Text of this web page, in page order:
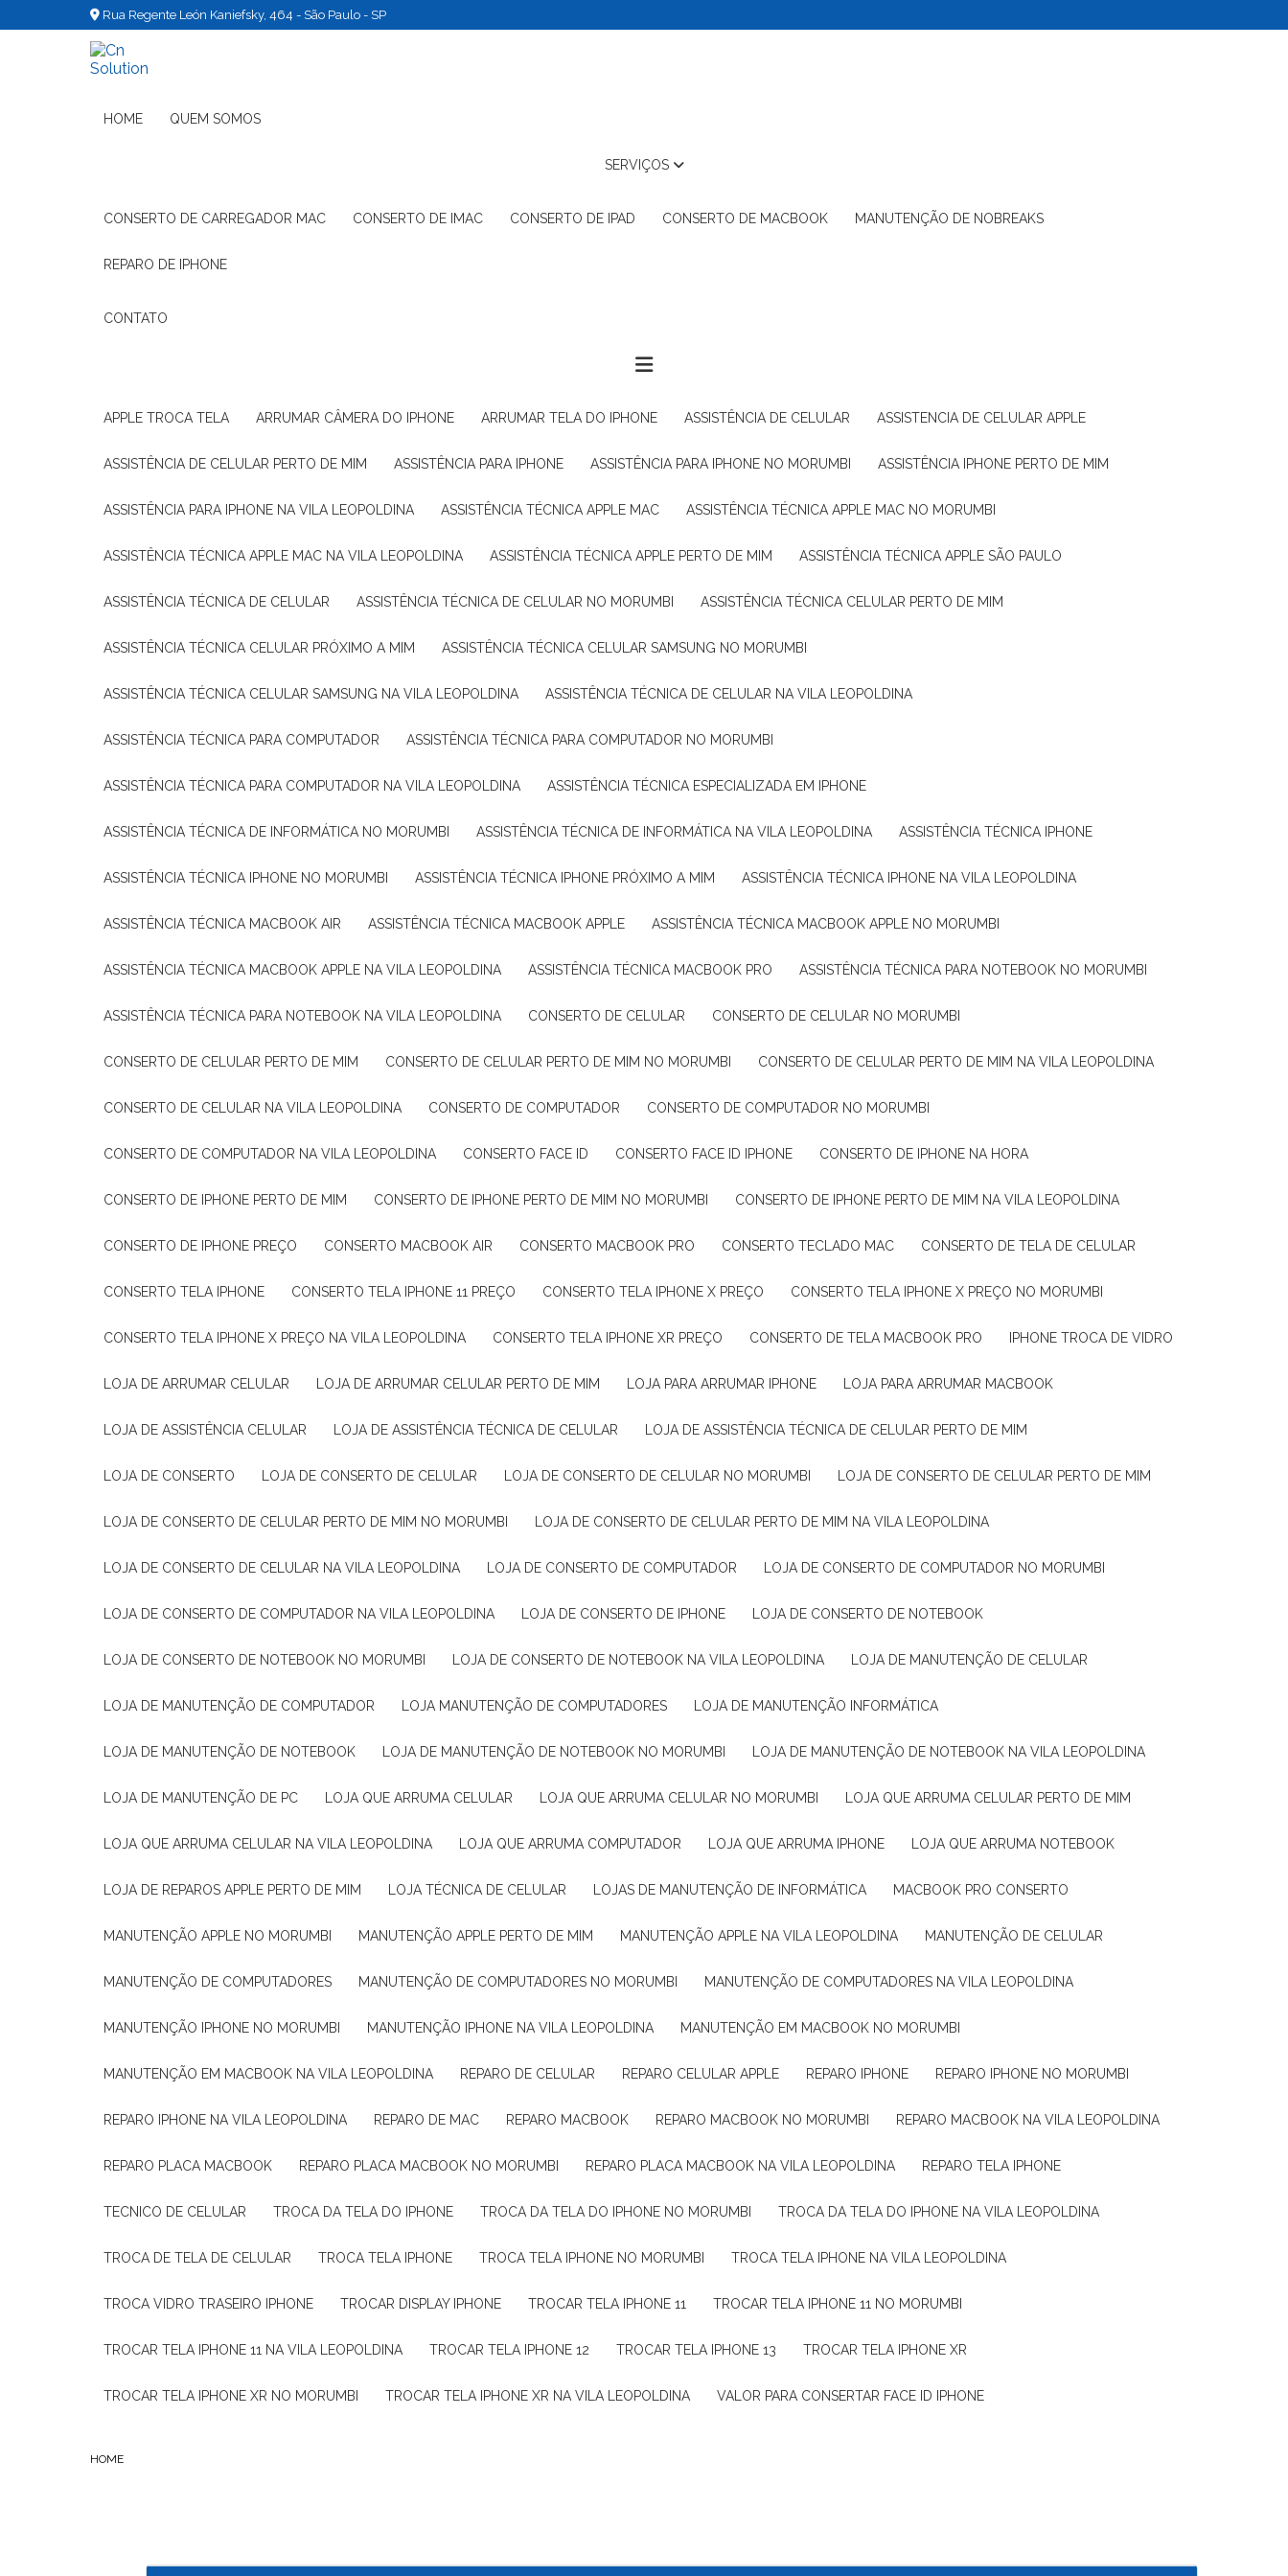
Rua Regente León Kaniefsky, 464 - São Paulo - SP
HOME QUEM SOMOS
SERVIÇOS
CONSERTO DE CARREGADOR MAC CONSERTO DE IMAC CONSERTO DE IPAD CONSERTO DE MACBOOK MANUTENÇÃO DE NOBREAKS
REPARO DE IPHONE
CONTATO
APPLE TROCA TELA ARRUMAR CÂMERA DO IPHONE ARRUMAR TELA DO IPHONE ASSISTÊNCIA DE CELULAR ASSISTENCIA DE CELULAR APPLE
ASSISTÊNCIA DE CELULAR PERTO DE MIM ASSISTÊNCIA PARA IPHONE ASSISTÊNCIA PARA IPHONE NO MORUMBI ASSISTÊNCIA IPHONE PERTO DE MIM
ASSISTÊNCIA PARA IPHONE NA VILA LEOPOLDINA ASSISTÊNCIA TÉCNICA APPLE MAC ASSISTÊNCIA TÉCNICA APPLE MAC NO MORUMBI
ASSISTÊNCIA TÉCNICA APPLE MAC NA VILA LEOPOLDINA ASSISTÊNCIA TÉCNICA APPLE PERTO DE MIM ASSISTÊNCIA TÉCNICA APPLE SÃO PAULO
ASSISTÊNCIA TÉCNICA DE CELULAR ASSISTÊNCIA TÉCNICA DE CELULAR NO MORUMBI ASSISTÊNCIA TÉCNICA CELULAR PERTO DE MIM
ASSISTÊNCIA TÉCNICA CELULAR PRÓXIMO A MIM ASSISTÊNCIA TÉCNICA CELULAR SAMSUNG NO MORUMBI
ASSISTÊNCIA TÉCNICA CELULAR SAMSUNG NA VILA LEOPOLDINA ASSISTÊNCIA TÉCNICA DE CELULAR NA VILA LEOPOLDINA
ASSISTÊNCIA TÉCNICA PARA COMPUTADOR ASSISTÊNCIA TÉCNICA PARA COMPUTADOR NO MORUMBI
ASSISTÊNCIA TÉCNICA PARA COMPUTADOR NA VILA LEOPOLDINA ASSISTÊNCIA TÉCNICA ESPECIALIZADA EM IPHONE
ASSISTÊNCIA TÉCNICA DE INFORMÁTICA NO MORUMBI ASSISTÊNCIA TÉCNICA DE INFORMÁTICA NA VILA LEOPOLDINA ASSISTÊNCIA TÉCNICA IPHONE
ASSISTÊNCIA TÉCNICA IPHONE NO MORUMBI ASSISTÊNCIA TÉCNICA IPHONE PRÓXIMO A MIM ASSISTÊNCIA TÉCNICA IPHONE NA VILA LEOPOLDINA
ASSISTÊNCIA TÉCNICA MACBOOK AIR ASSISTÊNCIA TÉCNICA MACBOOK APPLE ASSISTÊNCIA TÉCNICA MACBOOK APPLE NO MORUMBI
ASSISTÊNCIA TÉCNICA MACBOOK APPLE NA VILA LEOPOLDINA ASSISTÊNCIA TÉCNICA MACBOOK PRO ASSISTÊNCIA TÉCNICA PARA NOTEBOOK NO MORUMBI
ASSISTÊNCIA TÉCNICA PARA NOTEBOOK NA VILA LEOPOLDINA CONSERTO DE CELULAR CONSERTO DE CELULAR NO MORUMBI
CONSERTO DE CELULAR PERTO DE MIM CONSERTO DE CELULAR PERTO DE MIM NO MORUMBI CONSERTO DE CELULAR PERTO DE MIM NA VILA LEOPOLDINA
CONSERTO DE CELULAR NA VILA LEOPOLDINA CONSERTO DE COMPUTADOR CONSERTO DE COMPUTADOR NO MORUMBI
CONSERTO DE COMPUTADOR NA VILA LEOPOLDINA CONSERTO FACE ID CONSERTO FACE ID IPHONE CONSERTO DE IPHONE NA HORA
CONSERTO DE IPHONE PERTO DE MIM CONSERTO DE IPHONE PERTO DE MIM NO MORUMBI CONSERTO DE IPHONE PERTO DE MIM NA VILA LEOPOLDINA
CONSERTO DE IPHONE PREÇO CONSERTO MACBOOK AIR CONSERTO MACBOOK PRO CONSERTO TECLADO MAC CONSERTO DE TELA DE CELULAR
CONSERTO TELA IPHONE CONSERTO TELA IPHONE 11 PREÇO CONSERTO TELA IPHONE X PREÇO CONSERTO TELA IPHONE X PREÇO NO MORUMBI
CONSERTO TELA IPHONE X PREÇO NA VILA LEOPOLDINA CONSERTO TELA IPHONE XR PREÇO CONSERTO DE TELA MACBOOK PRO IPHONE TROCA DE VIDRO
LOJA DE ARRUMAR CELULAR LOJA DE ARRUMAR CELULAR PERTO DE MIM LOJA PARA ARRUMAR IPHONE LOJA PARA ARRUMAR MACBOOK
LOJA DE ASSISTÊNCIA CELULAR LOJA DE ASSISTÊNCIA TÉCNICA DE CELULAR LOJA DE ASSISTÊNCIA TÉCNICA DE CELULAR PERTO DE MIM
LOJA DE CONSERTO LOJA DE CONSERTO DE CELULAR LOJA DE CONSERTO DE CELULAR NO MORUMBI LOJA DE CONSERTO DE CELULAR PERTO DE MIM
LOJA DE CONSERTO DE CELULAR PERTO DE MIM NO MORUMBI LOJA DE CONSERTO DE CELULAR PERTO DE MIM NA VILA LEOPOLDINA
LOJA DE CONSERTO DE CELULAR NA VILA LEOPOLDINA LOJA DE CONSERTO DE COMPUTADOR LOJA DE CONSERTO DE COMPUTADOR NO MORUMBI
LOJA DE CONSERTO DE COMPUTADOR NA VILA LEOPOLDINA LOJA DE CONSERTO DE IPHONE LOJA DE CONSERTO DE NOTEBOOK
LOJA DE CONSERTO DE NOTEBOOK NO MORUMBI LOJA DE CONSERTO DE NOTEBOOK NA VILA LEOPOLDINA LOJA DE MANUTENÇÃO DE CELULAR
LOJA DE MANUTENÇÃO DE COMPUTADOR LOJA MANUTENÇÃO DE COMPUTADORES LOJA DE MANUTENÇÃO INFORMÁTICA
LOJA DE MANUTENÇÃO DE NOTEBOOK LOJA DE MANUTENÇÃO DE NOTEBOOK NO MORUMBI LOJA DE MANUTENÇÃO DE NOTEBOOK NA VILA LEOPOLDINA
LOJA DE MANUTENÇÃO DE PC LOJA QUE ARRUMA CELULAR LOJA QUE ARRUMA CELULAR NO MORUMBI LOJA QUE ARRUMA CELULAR PERTO DE MIM
LOJA QUE ARRUMA CELULAR NA VILA LEOPOLDINA LOJA QUE ARRUMA COMPUTADOR LOJA QUE ARRUMA IPHONE LOJA QUE ARRUMA NOTEBOOK
LOJA DE REPAROS APPLE PERTO DE MIM LOJA TÉCNICA DE CELULAR LOJAS DE MANUTENÇÃO DE INFORMÁTICA MACBOOK PRO CONSERTO
MANUTENÇÃO APPLE NO MORUMBI MANUTENÇÃO APPLE PERTO DE MIM MANUTENÇÃO APPLE NA VILA LEOPOLDINA MANUTENÇÃO DE CELULAR
MANUTENÇÃO DE COMPUTADORES MANUTENÇÃO DE COMPUTADORES NO MORUMBI MANUTENÇÃO DE COMPUTADORES NA VILA LEOPOLDINA
MANUTENÇÃO IPHONE NO MORUMBI MANUTENÇÃO IPHONE NA VILA LEOPOLDINA MANUTENÇÃO EM MACBOOK NO MORUMBI
MANUTENÇÃO EM MACBOOK NA VILA LEOPOLDINA REPARO DE CELULAR REPARO CELULAR APPLE REPARO IPHONE REPARO IPHONE NO MORUMBI
REPARO IPHONE NA VILA LEOPOLDINA REPARO DE MAC REPARO MACBOOK REPARO MACBOOK NO MORUMBI REPARO MACBOOK NA VILA LEOPOLDINA
REPARO PLACA MACBOOK REPARO PLACA MACBOOK NO MORUMBI REPARO PLACA MACBOOK NA VILA LEOPOLDINA REPARO TELA IPHONE
TECNICO DE CELULAR TROCA DA TELA DO IPHONE TROCA DA TELA DO IPHONE NO MORUMBI TROCA DA TELA DO IPHONE NA VILA LEOPOLDINA
TROCA DE TELA DE CELULAR TROCA TELA IPHONE TROCA TELA IPHONE NO MORUMBI TROCA TELA IPHONE NA VILA LEOPOLDINA
TROCA VIDRO TRASEIRO IPHONE TROCAR DISPLAY IPHONE TROCAR TELA IPHONE 11 TROCAR TELA IPHONE 11 NO MORUMBI
TROCAR TELA IPHONE 11 NA VILA LEOPOLDINA TROCAR TELA IPHONE 12 TROCAR TELA IPHONE 13 TROCAR TELA IPHONE XR
TROCAR TELA IPHONE XR NO MORUMBI TROCAR TELA IPHONE XR NA VILA LEOPOLDINA VALOR PARA CONSERTAR FACE ID IPHONE
HOME